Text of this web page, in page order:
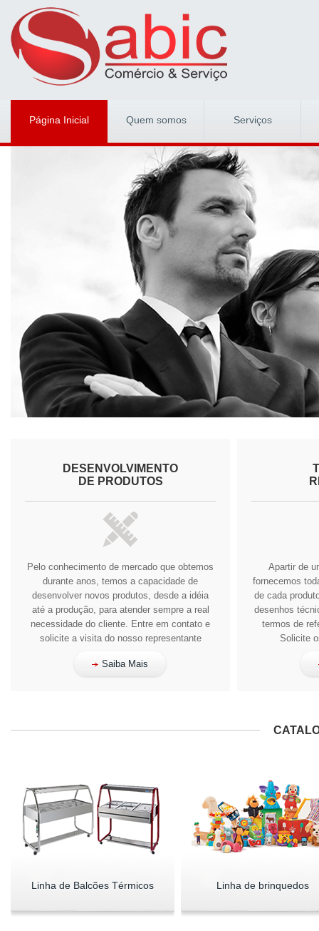
Página Inicial Quem somos Serviços
DESENVOLVIMENTO
DE PRODUTOS
Pelo conhecimento de mercado que obtemos
durante anos, temos a capacidade de
desenvolver novos produtos, desde a idéia
até a produção, para atender sempre a real
necessidade do cliente. Entre em contato e
solicite a visita do nosso representante
Saiba Mais
Apartir de
fornecemos
de cada
desenhos
termos de
Solicite
Linha de Balcões Térmicos Linha de brinquedos